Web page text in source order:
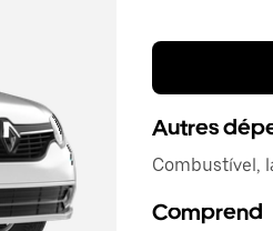
Autres
Combustível,
Comprend